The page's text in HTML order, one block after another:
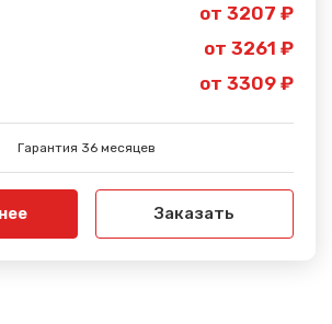
от 3207 ₽
от 3261 ₽
от 3309 ₽
Гарантия 36 месяцев
Заказать